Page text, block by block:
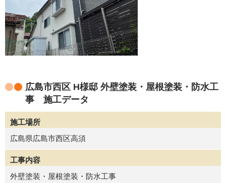
広島市西区 H様邸 外壁塗装・屋根塗装・防水工
事 施工データ
施工場所
広島県広島市西区高須
工事内容
外壁塗装・屋根塗装・防水工事